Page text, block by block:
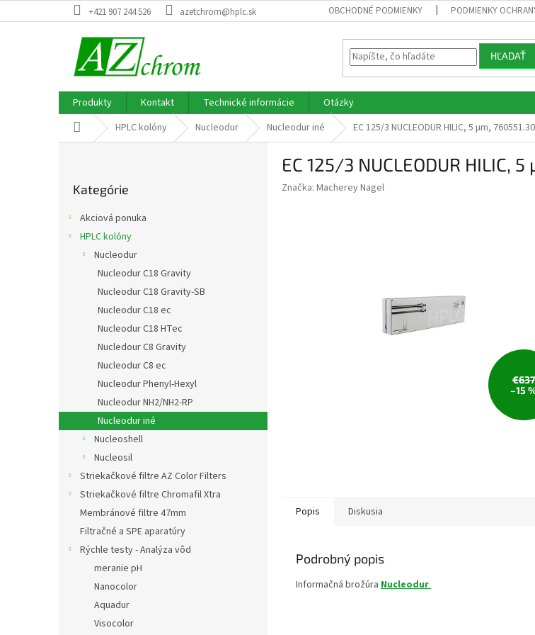
na
+421 907 244 526 azetchrom@hplc.sk OBCHODNÉ PODMIENKY PODMIENKY
HĽADAŤ
Produkty Kontakt Technické informácie
Otázky
DomovHPLC kolóny Nucleodur Nucleodur iné EC 125/3 NUCLEODUR HILIC, 5 µm, 760551.30
kategórie
Kategórie
Akciová ponuka
HPLC kolóny
Nucleodur
Nucleodur C18 Gravity
Nucleodur C18 Gravity-SB
Nucleodur C18 ec
Nucleodur C18 HTec
Nucledour C8 Gravity
Nucleodur C8 ec
Nucleodur Phenyl-Hexyl
Nucleodur NH2/NH2-RP
Nucleodur iné
Nucleoshell
Nucleosil
Striekačkové filtre AZ Color Filters
Striekačkové filtre Chromafil Xtra
Membránové filtre 47mm
Filtračné a SPE aparatúry
Rýchle testy - Analýza vôd
meranie pH
Nanocolor
Aquadur
Visocolor
EC 125/3 NUCLEODUR HILIC,
Značka: Macherey Nagel
€637
–15
Popis Diskusia
Podrobný popis
Informačná brožúra Nucleodur